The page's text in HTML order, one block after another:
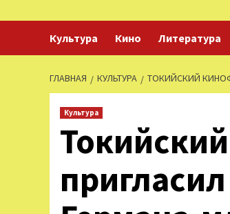
Культура Кино Литература
ГЛАВНАЯ КУЛЬТУРА ТОКИЙСКИЙ
Культура